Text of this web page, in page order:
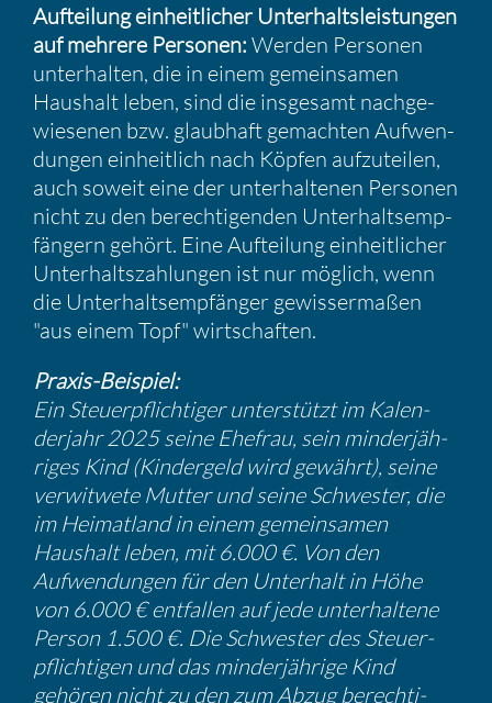
Auftei­lung einheit­li­cher Unter­halts­leis­tungen
auf mehrere Personen: Werden Personen
unter­halten, die in einem gemein­samen
Haushalt leben, sind die insge­samt nachge­
wie­senen bzw. glaub­haft gemachten Aufwen­
dungen einheit­lich nach Köpfen aufzu­teilen,
auch soweit eine der unter­hal­tenen Personen
nicht zu den berech­ti­genden Unter­halts­emp­
fän­gern gehört. Eine Auftei­lung einheit­li­cher
Unter­halts­zah­lungen ist nur möglich, wenn
die Unter­halts­emp­fänger gewis­ser­maßen
"aus einem Topf" wirtschaften.
Praxis-Beispiel:
Ein Steuer­pflich­tiger unter­stützt im Kalen­
der­jahr 2025 seine Ehefrau, sein minder­jäh­
riges Kind (Kinder­geld wird gewährt), seine
verwit­wete Mutter und seine Schwester, die
im Heimat­land in einem gemein­samen
Haushalt leben, mit 6.000 €. Von den
Aufwen­dungen für den Unter­halt in Höhe
von 6.000 € entfallen auf jede unter­hal­tene
Person 1.500 €. Die Schwester des Steuer­
pflich­tigen und das minder­jäh­rige Kind
gehören nicht zu den zum Abzug berech­ti­